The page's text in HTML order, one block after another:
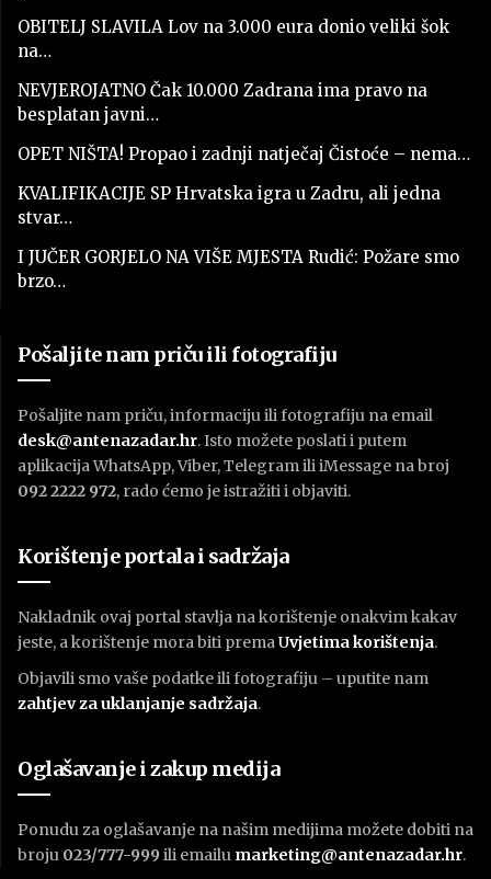
OBITELJ SLAVILA Lov na 3.000 eura donio veliki šok
na…
NEVJEROJATNO Čak 10.000 Zadrana ima pravo na
besplatan javni…
OPET NIŠTA! Propao i zadnji natječaj Čistoće – nema…
KVALIFIKACIJE SP Hrvatska igra u Zadru, ali jedna
stvar…
I JUČER GORJELO NA VIŠE MJESTA Rudić: Požare smo
brzo…
Pošaljite nam priču ili fotografiju
Pošaljite nam priču, informaciju ili fotografiju na email
desk@antenazadar.hr. Isto možete poslati i putem
aplikacija WhatsApp, Viber, Telegram ili iMessage na broj
092 2222 972, rado ćemo je istražiti i objaviti.
Korištenje portala i sadržaja
Nakladnik ovaj portal stavlja na korištenje onakvim kakav
jeste, a korištenje mora biti premaUvjetima korištenja.
Objavili smo vaše podatke ili fotografiju – uputite nam
zahtjev za uklanjanje sadržaja.
Oglašavanje i zakup medija
Ponudu za oglašavanje na našim medijima možete dobiti na
broju 023/777-999 ili emailu marketing@antenazadar.hr.